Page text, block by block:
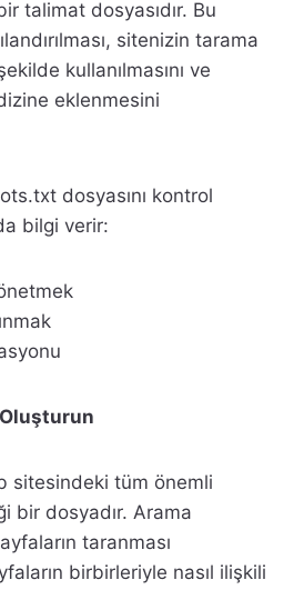
talimat dosyasıdır. Bu
sitenizin tarama
kullanılmasını ve
eklenmesini
dosyasını kontrol
bilgi verir:
sitesindeki tüm önemli
bir dosyadır. Arama
taranması
birbirleriyle nasıl ilişkili